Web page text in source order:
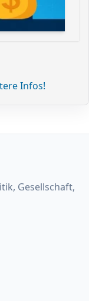
Infos!
Gesellschaft,